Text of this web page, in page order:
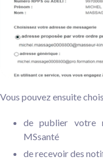
Vous pouvez ensuite
de publier votre
MSsanté
de recevoir des